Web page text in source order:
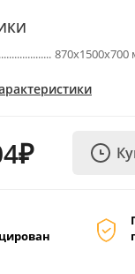
870х1500х700